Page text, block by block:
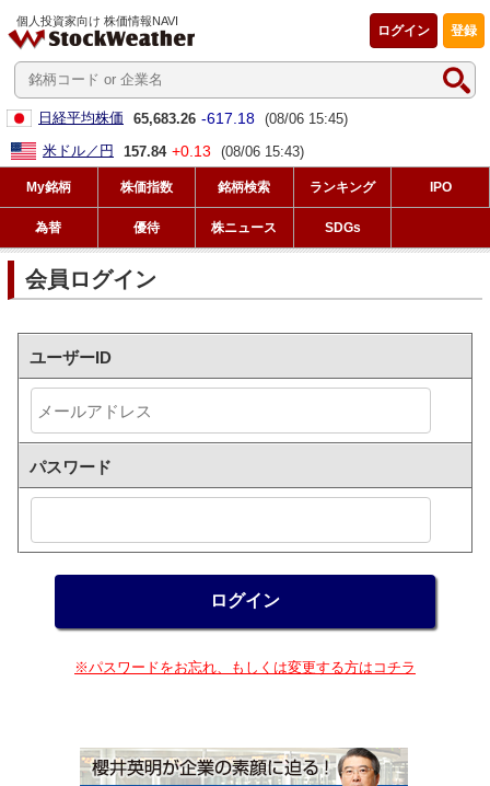
個人投資家向け 株価情報NAVI
登録
ログイン
日経平均株価 65,683.26 -617.18 (08/06 15:45)
米ドル／円
157.84 +0.13 (08/06 15:43)
My銘柄 株価指数 銘柄検索 ランキング IPO
為替 優待 株ニュース SDGs
会員ログイン
ユーザーID
パスワード
※パスワードをお忘れ、もしくは変更する方はコチラ